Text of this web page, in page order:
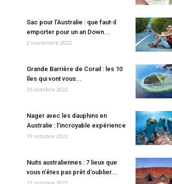
Sac pour l’Australie : que faut-il
emporter pour un an Down...
2 novembre 2022
Grande Barrière de Corail : les 10
îles qui vont vous...
26 octobre 2022
Nager avec les dauphins en
Australie : l’incroyable expérience
19 octobre 2022
Nuits australiennes : 7 lieux que
vous n’êtes pas prêt d’oublier...